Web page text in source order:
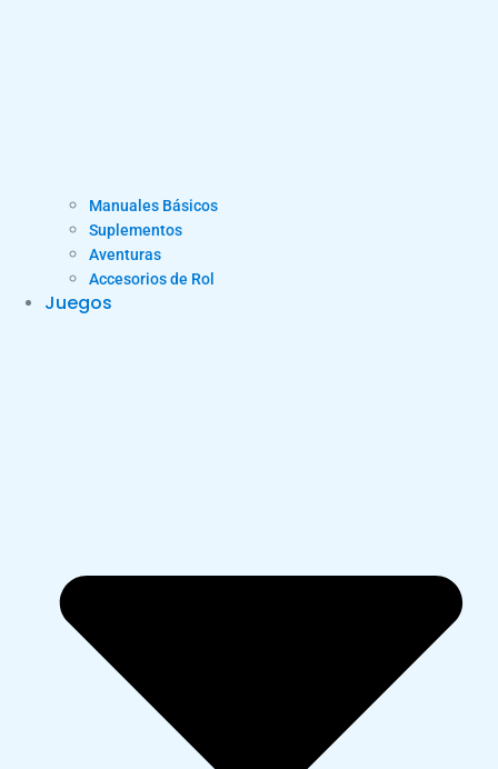
Manuales Básicos
Suplementos
Aventuras
Accesorios de Rol
Juegos